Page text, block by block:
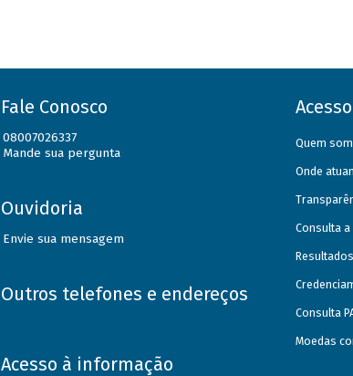
Fale Conosco
08007026337
Mande sua pergunta
Ouvidoria
Envie sua mensagem
Outros telefones e endereços
Acesso à informação
Quem
Onde
Consulta
Consulta
Moedas